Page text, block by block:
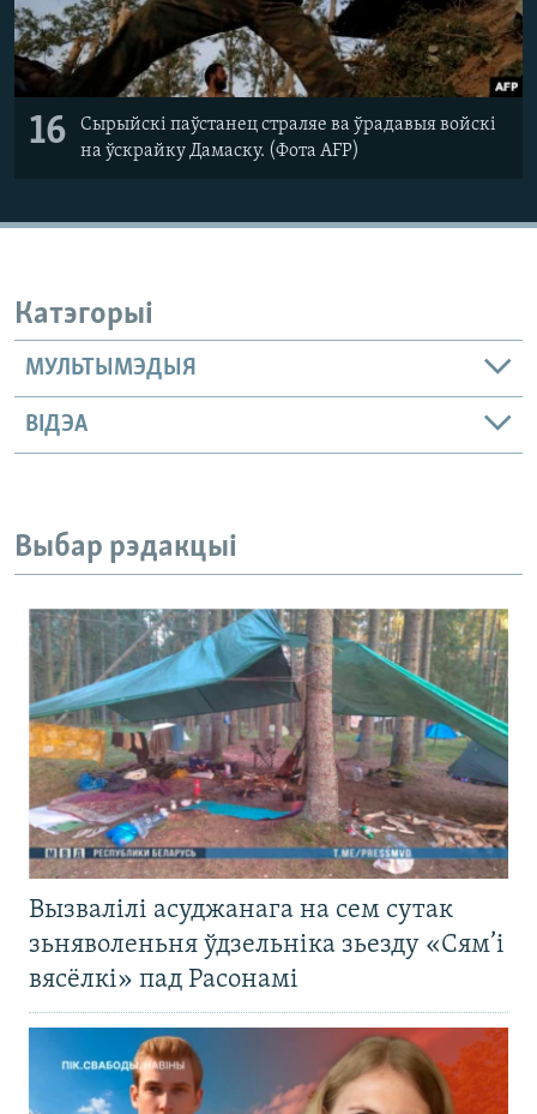
16
Сырыйскі паўстанец страляе ва ўрадавыя войскі
на ўскрайку Дамаску. (Фота AFP)
Катэгорыі
МУЛЬТЫМЭДЫЯ
ВІДЭА
Выбар рэдакцыі
Вызвалілі асуджанага на сем сутак
зьняволеньня ўдзельніка зьезду «Сям’і
вясёлкі» пад Расонамі